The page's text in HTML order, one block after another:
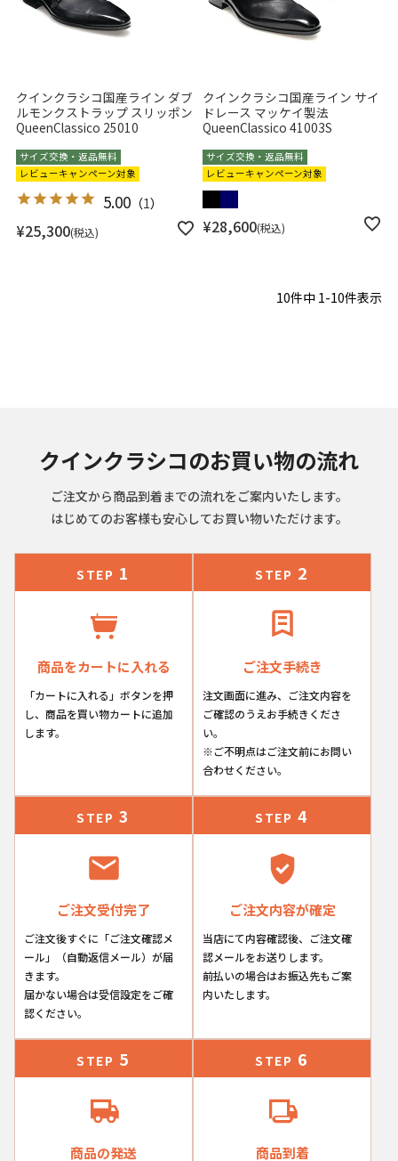
クインクラシコ国産ライン ダブ
ルモンクストラップ スリッポン
QueenClassico 25010
サイズ交換・返品無料
レビューキャンペーン対象
¥25,300 税込
5.00（1）
クインクラシコ国産ライン サイ
ドレース マッケイ製法
QueenClassico 41003S
サイズ交換・返品無料
レビューキャンペーン対象
¥28,600 税込
10件中 1-10件表示
クインクラシコのお買い物の流れ
ご注文から商品到着までの流れをご案内いたします。
はじめてのお客様も安心してお買い物いただけます。
STEP 1
商品をカートに入れる
「カートに入れる」ボタンを押
し、商品を買い物カートに追加
します。
STEP 2
ご注文手続き
注文画面に進み、ご注文内容を
ご確認のうえお手続きくださ
い。
※ご不明点はご注文前にお問い
合わせください。
STEP 3
ご注文受付完了
ご注文後すぐに「ご注文確認メ
ール」（自動返信メール）が届
きます。
届かない場合は受信設定をご確
認ください。
STEP 4
ご注文内容が確定
当店にて内容確認後、ご注文確
認メールをお送りします。
前払いの場合はお振込先もご案
内いたします。
STEP 5
商品の発送
STEP 6
商品到着